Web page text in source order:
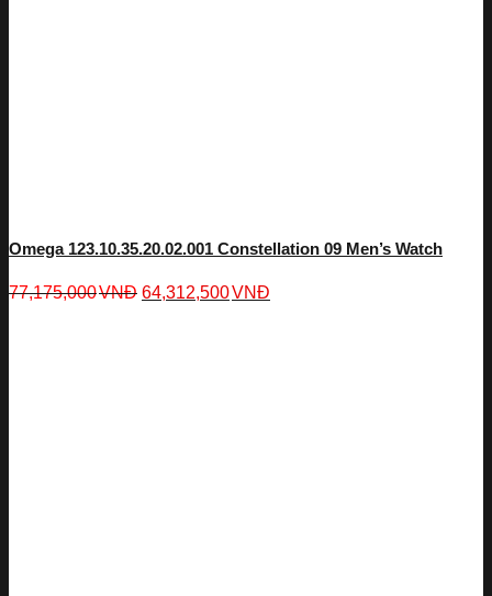
Omega 123.10.35.20.02.001 Constellation 09 Men’s Watch
77,175,000VNĐ 64,312,500VNĐ